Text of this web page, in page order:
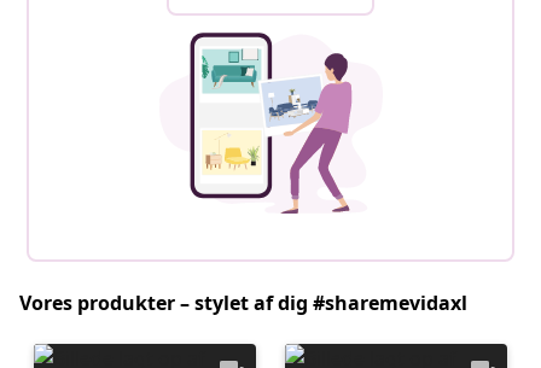
Vores produkter – stylet af dig #sharemevidaxl